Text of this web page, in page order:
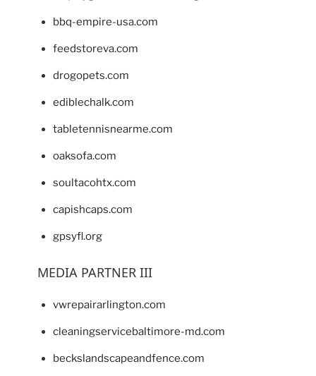
bbq-empire-usa.com
feedstoreva.com
drogopets.com
ediblechalk.com
tabletennisnearme.com
oaksofa.com
soultacohtx.com
capishcaps.com
gpsyfl.org
MEDIA PARTNER III
vwrepairarlington.com
cleaningservicebaltimore-md.com
beckslandscapeandfence.com